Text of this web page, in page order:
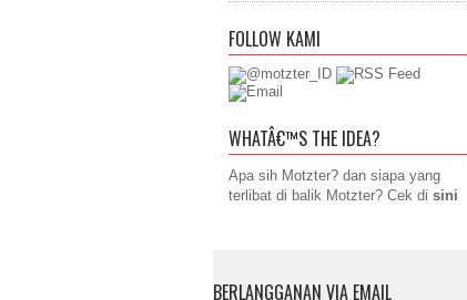
FOLLOW KAMI
WHATÂ€™S THE IDEA?
Apa sih Motzter? dan siapa yang
terlibat di balik Motzter? Cek di sini
BERLANGGANAN VIA EMAIL